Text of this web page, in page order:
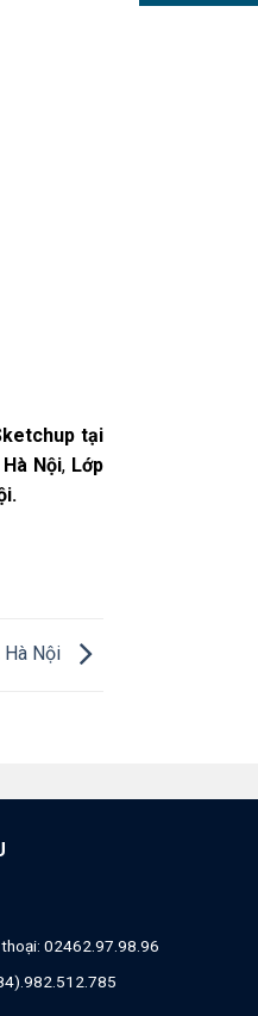
tại
Nội, Lớp
Hà Nội
thoại: 02462.97.98.96